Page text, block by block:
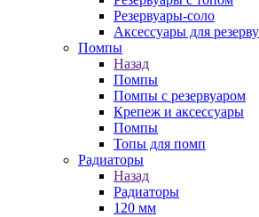
Резервуары-соло
Аксессуары для
Помпы
Назад
Помпы
Помпы с резервуаром
Крепеж и аксессуары
Помпы
Топы для помп
Радиаторы
Назад
Радиаторы
120 мм